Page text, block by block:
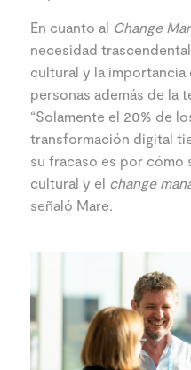
En cuanto al Change
necesidad
cultural y la importancia
personas además de la
“Solamente el 20% de
transformación digital
su fracaso es por cómo
cultural y el change
señaló Mare.